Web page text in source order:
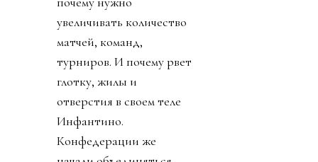
увеличивать количество
матчей, команд,
турниров. И почему рвет
глотку, жилы и
отверстия в своем теле
Инфантино.
Конфедерации же